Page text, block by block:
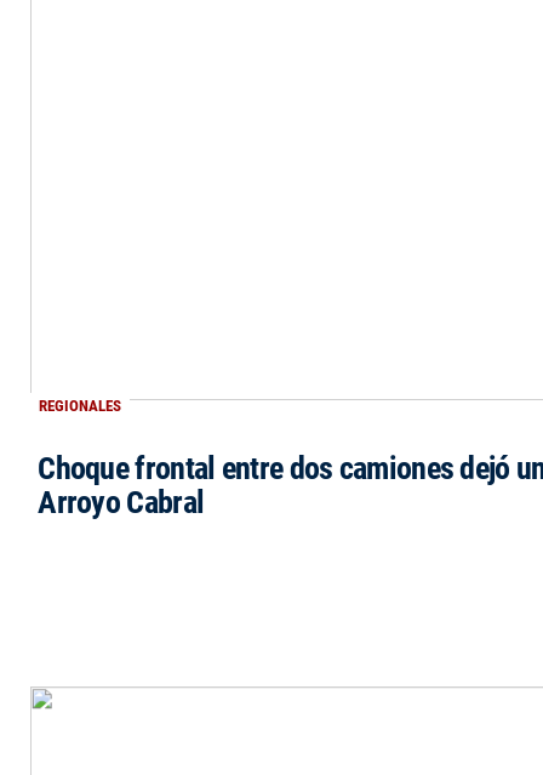
REGIONALES
Choque frontal entre dos camiones dejó
Arroyo Cabral